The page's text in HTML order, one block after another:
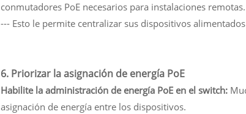
conmutadores PoE necesarios para instalaciones remotas.
--- Esto le permite centralizar sus dispositivos
6. Priorizar la asignación de energía PoE
Habilite la administración de energía PoE en el switch:
asignación de energía entre los dispositivos.